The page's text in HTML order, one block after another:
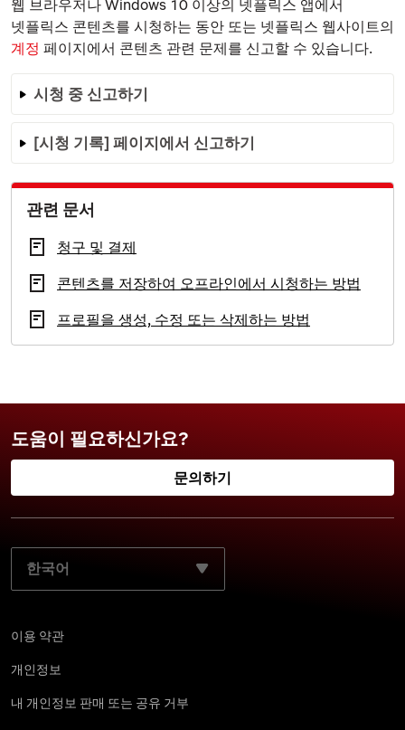
웹 브라우저나 Windows 10 이상의 넷플릭스 앱에서
넷플릭스 콘텐츠를 시청하는 동안 또는 넷플릭스 웹사이트의
계정 페이지에서 콘텐츠 관련 문제를 신고할 수 있습니다.
시청 중 신고하기
[시청 기록] 페이지에서 신고하기
관련 문서
청구 및 결제
콘텐츠를 저장하여 오프라인에서 시청하는 방법
프로필을 생성, 수정 또는 삭제하는 방법
도움이 필요하신가요?
문의하기
기본 언어 선택:
이용 약관
개인정보
내 개인정보 판매 또는 공유 거부